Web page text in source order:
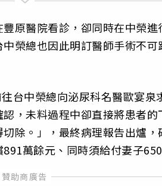
原醫院看診，卻同時在中榮
榮總也因此明訂醫師手術不
台中榮總向泌尿科名醫歐宴泉
，未料過程中卻直接將患者
除。」，最終病理報告出爐
萬餘元、同時須給付妻子